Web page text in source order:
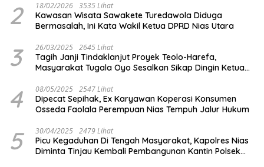
2 18/02/2026 3535 Lihat
Kawasan Wisata Sawakete Turedawola Diduga
Bermasalah, Ini Kata Wakil Ketua DPRD Nias Utara
3 26/03/2025 2645 Lihat
Tagih Janji Tindaklanjut Proyek Teolo-Harefa,
Masyarakat Tugala Oyo Sesalkan Sikap Dingin Ketua
4 08/05/2025 2547 Lihat
Dipecat Sepihak, Ex Karyawan Koperasi Konsumen
Osseda Faolala Perempuan Nias Tempuh Jalur Hukum
5 30/04/2025 2479 Lihat
Picu Kegaduhan Di Tengah Masyarakat, Kapolres Nias
Diminta Tinjau Kembali Pembangunan Kantin Polsek